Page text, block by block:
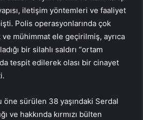
iletişim yöntemleri ve faaliyet
Polis operasyonlarında çok
ve mühimmat ele geçirilmiş, ayrıca
bir silahlı saldırı “ortam
tespit edilerek olası bir cinayet
sürülen 38 yaşındaki Serdal
ve hakkında kırmızı bülten